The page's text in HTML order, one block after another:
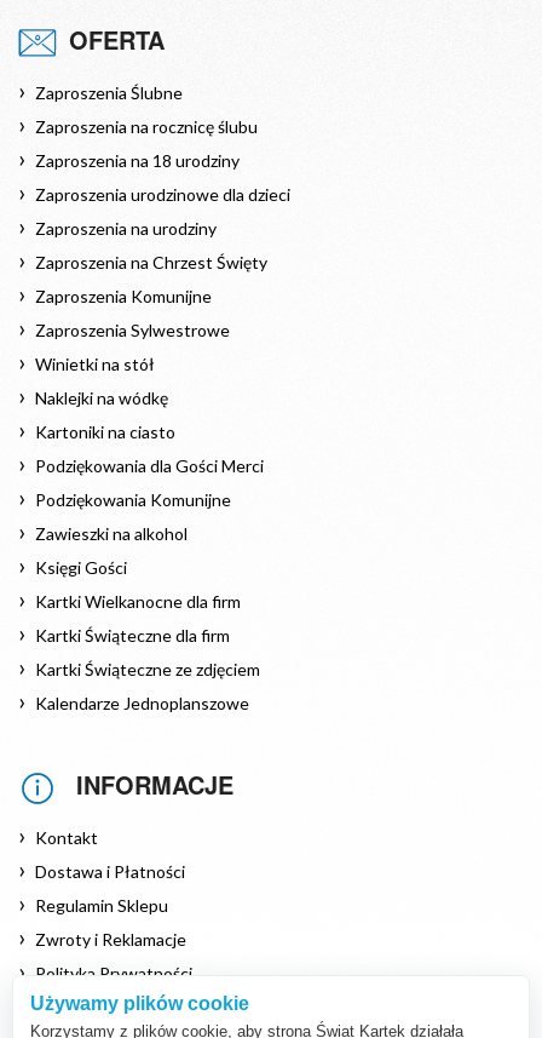
OFERTA
Zaproszenia Ślubne
Zaproszenia na rocznicę ślubu
Zaproszenia na 18 urodziny
Zaproszenia urodzinowe dla dzieci
Zaproszenia na urodziny
Zaproszenia na Chrzest Święty
Zaproszenia Komunijne
Zaproszenia Sylwestrowe
Winietki na stół
Naklejki na wódkę
Kartoniki na ciasto
Podziękowania dla Gości Merci
Podziękowania Komunijne
Zawieszki na alkohol
Księgi Gości
Kartki Wielkanocne dla firm
Kartki Świąteczne dla firm
Kartki Świąteczne ze zdjęciem
Kalendarze Jednoplanszowe
INFORMACJE
Kontakt
Dostawa i Płatności
Regulamin Sklepu
Zwroty i Reklamacje
Polityka Prywatności
Polityka Cookies
Używamy plików cookie
Korzystamy z plików cookie, aby strona Świat Kartek działała